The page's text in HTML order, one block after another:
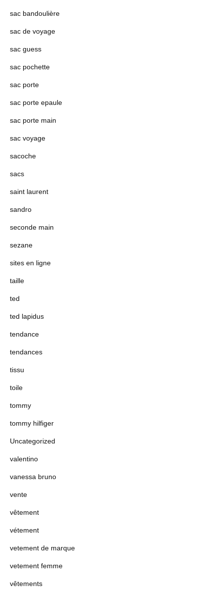
sac bandoulière
sac de voyage
sac guess
sac pochette
sac porte
sac porte epaule
sac porte main
sac voyage
sacoche
sacs
saint laurent
sandro
seconde main
sezane
sites en ligne
taille
ted
ted lapidus
tendance
tendances
tissu
toile
tommy
tommy hilfiger
Uncategorized
valentino
vanessa bruno
vente
vêtement
vétement
vetement de marque
vetement femme
vêtements